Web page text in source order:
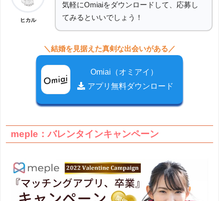
ヒカル
気軽にOmiaiをダウンロードして、応募し
てみるといいでしょう！
＼結婚を見据えた真剣な出会いがある／
Omiai（オミアイ）
アプリ無料ダウンロード
meple：バレンタインキャンペーン